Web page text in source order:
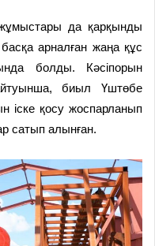
жұмыстары да қарқынды
арналған жаңа құс
болды. Кәсіпорын
биыл Үштөбе
іске қосу жоспарланып
сатып алынған.